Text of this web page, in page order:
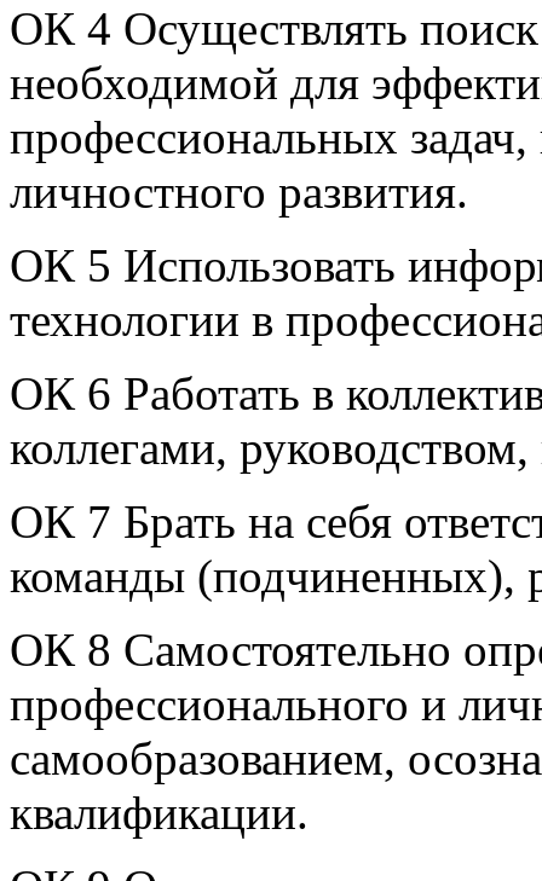
ОК 4 Осуществлять
необходимой для
профессиональных
личностного развития.
ОК 5 Использовать
технологии в
ОК 6 Работать в
коллегами,
ОК 7 Брать на себя
команды (подчиненных),
ОК 8 Самостоятельно
профессионального и
самообразованием,
квалификации.